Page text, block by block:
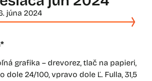
júna 2024
grafika – drevorez, tlač na papieri,
dole 24/100, vpravo dole Ľ. Fulla, 31,5